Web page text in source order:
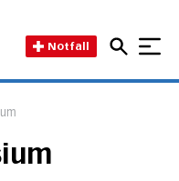
Notfall